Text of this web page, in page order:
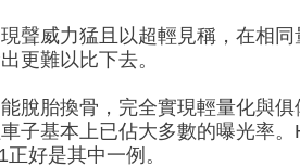
聲威力猛且以超輕見稱，在相
更難以比下去。
脫胎換骨，完全實現輕量化與
子基本上已佔大多數的曝光率
好是其中一例。